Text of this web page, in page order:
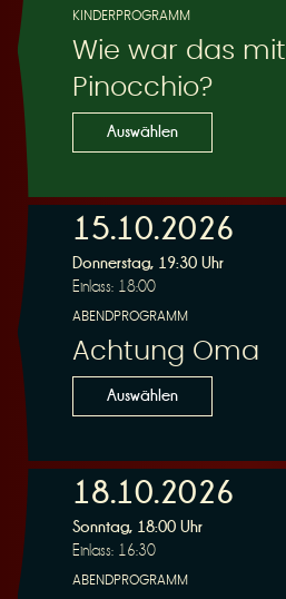
KINDERPROGRAMM
Wie war das mit
Pinocchio?
Auswählen
15.10.2026
Donnerstag, 19:30 Uhr
Einlass: 18:00
ABENDPROGRAMM
Achtung Oma
Auswählen
18.10.2026
Sonntag, 18:00 Uhr
Einlass: 16:30
ABENDPROGRAMM